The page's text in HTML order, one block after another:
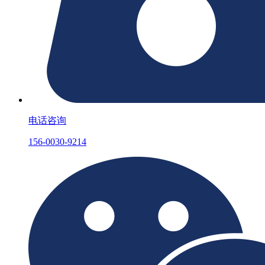
电话咨询
156-0030-9214